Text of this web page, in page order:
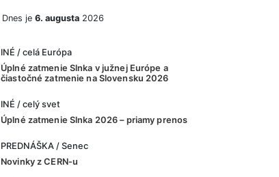
Dnes je 6. augusta2026
INÉ / celá Európa
Úplné zatmenie Slnka v južnej Európe a
čiastočné zatmenie na Slovensku 2026
INÉ / celý svet
Úplné zatmenie Slnka 2026 – priamy prenos
PREDNÁŠKA / Senec
Novinky z CERN-u